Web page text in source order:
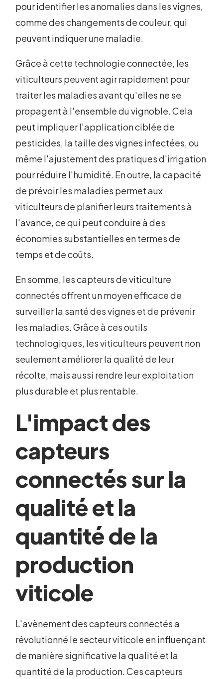
pour identifier les anomalies dans les vignes,
comme des changements de couleur, qui
peuvent indiquer une maladie.
Grâce à cette technologie connectée, les
viticulteurs peuvent agir rapidement pour
traiter les maladies avant qu'elles ne se
propagent à l'ensemble du vignoble. Cela
peut impliquer l'application ciblée de
pesticides, la taille des vignes infectées, ou
même l'ajustement des pratiques d'irrigation
pour réduire l'humidité. En outre, la capacité
de prévoir les maladies permet aux
viticulteurs de planifier leurs traitements à
l'avance, ce qui peut conduire à des
économies substantielles en termes de
temps et de coûts.
En somme, les capteurs de viticulture
connectés offrent un moyen efficace de
surveiller la santé des vignes et de prévenir
les maladies. Grâce à ces outils
technologiques, les viticulteurs peuvent non
seulement améliorer la qualité de leur
récolte, mais aussi rendre leur exploitation
plus durable et plus rentable.
L'impact des
capteurs
connectés sur la
qualité et la
quantité de la
production
viticole
L'avènement des capteurs connectés a
révolutionné le secteur viticole en influençant
de manière significative la qualité et la
quantité de la production. Ces capteurs